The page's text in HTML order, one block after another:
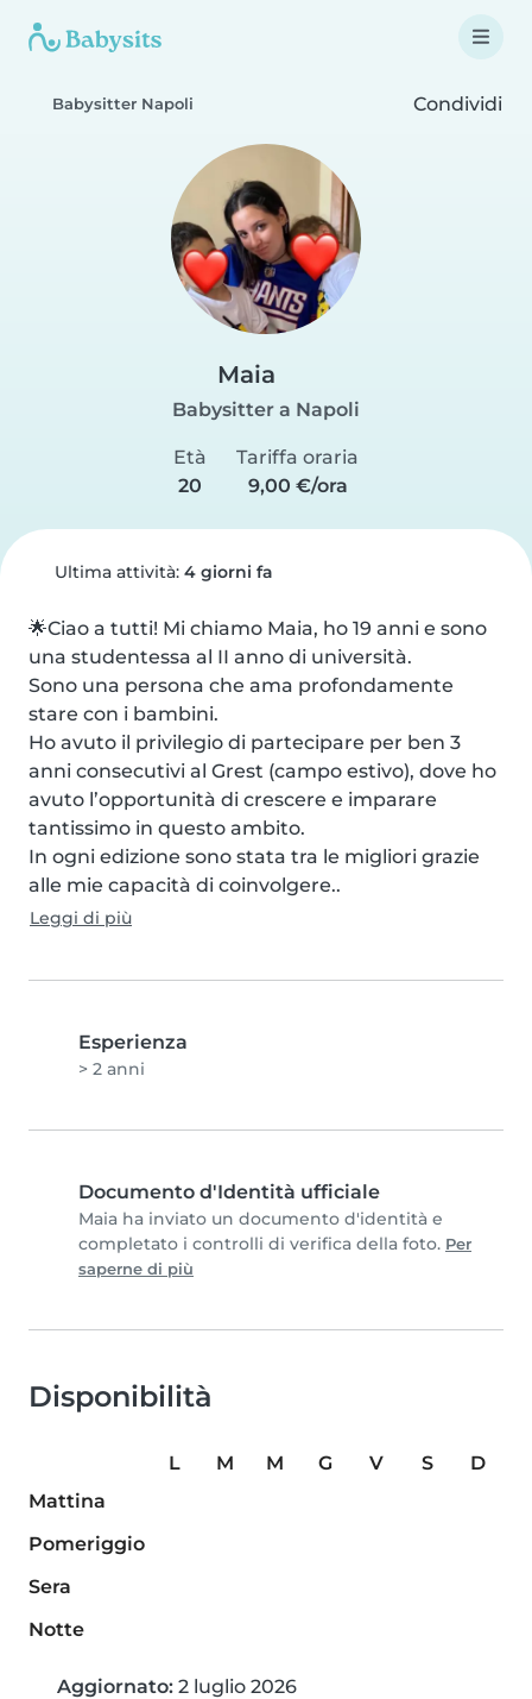
Babysitter Napoli Condividi
Maia
Babysitter a Napoli
Età
20
Tariffa oraria
9,00 €/ora
Ultima attività: 4 giorni fa
🌟Ciao a tutti! Mi chiamo Maia, ho 19 anni e sono
una studentessa al II anno di università.
Sono una persona che ama profondamente
stare con i bambini.
Ho avuto il privilegio di partecipare per ben 3
anni consecutivi al Grest (campo estivo), dove ho
avuto l’opportunità di crescere e imparare
tantissimo in questo ambito.
In ogni edizione sono stata tra le migliori grazie
alle mie capacità di coinvolgere..
Leggi di più
Esperienza
> 2 anni
Documento d'Identità ufficiale
Maia ha inviato un documento d'identità e
completato i controlli di verifica della foto. Per
saperne di più
Disponibilità
L M M G V S
D
Mattina
Pomeriggio
Sera
Notte
Aggiornato: 2 luglio 2026